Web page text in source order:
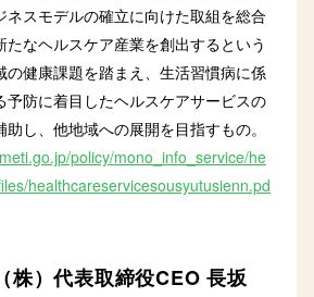
ネスモデルの確立に向けた取組を総合
たなヘルスケア産業を創出するという
の健康課題を踏まえ、生活習慣病に係
予防に着目したヘルスケアサービスの
し、他地域への展開を目指すもの。
policy/mono_info_service/he
healthcareservicesousyutusienn.pd
株）代表取締役CEO 長坂